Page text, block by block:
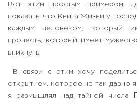
Вот этим простым примером,
показать, что Книга Жизни у
каждым человеком, который
прочесть, который имеет
вникнуть.
В связи с этим хочу
открытием, которое не так давно
я размышлял над тайной числа